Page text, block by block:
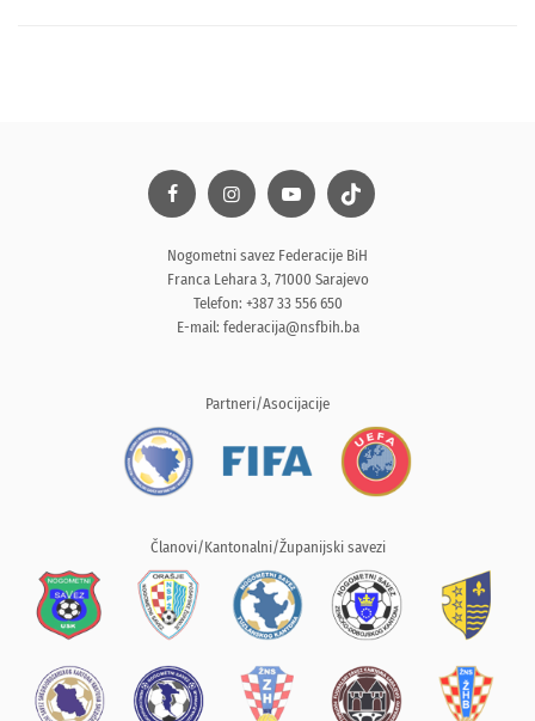
Nogometni savez Federacije BiH
Franca Lehara 3, 71000 Sarajevo
Telefon: +387 33 556 650
E-mail: federacija@nsfbih.ba
Partneri/Asocijacije
Članovi/Kantonalni/Županijski savezi